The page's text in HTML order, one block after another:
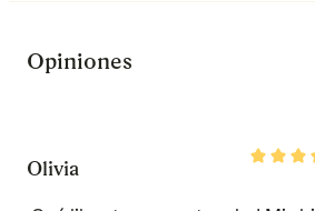
Opiniones
Rated
of
Olivia